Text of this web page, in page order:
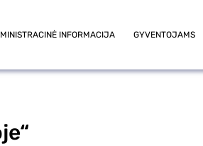
INFORMACIJA GYVENTOJAMS